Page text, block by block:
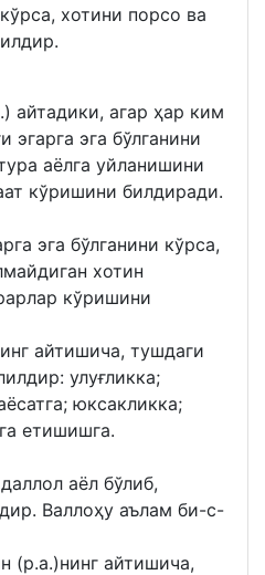
хотини порсо ва
айтадики, агар ҳар ким
эгарга эга бўлганини
аёлга уйланишини
кўришини билдиради.
эга бўлганини кўрса,
хотин
кўришини
айтишича, тушдаги
улуғликка;
юксакликка;
етишишга.
аёл бўлиб,
Валлоҳу аълам би-с-
айтишича,